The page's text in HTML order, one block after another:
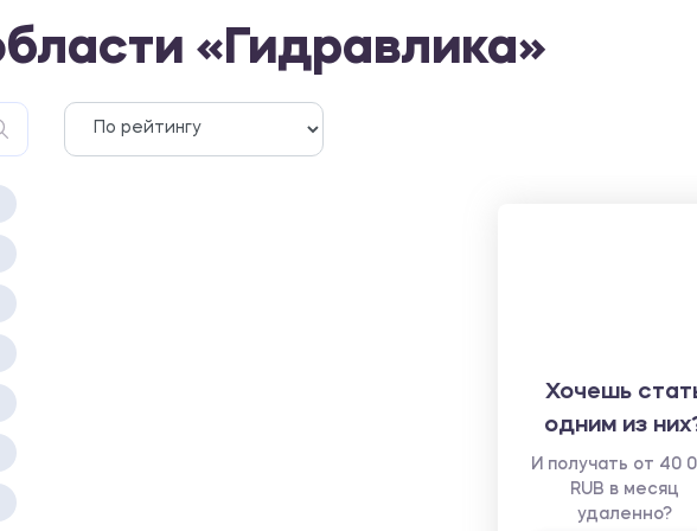
«Гидравлика»
Хочешь
одним из
И получать от 40
RUB в месяц
удаленно?